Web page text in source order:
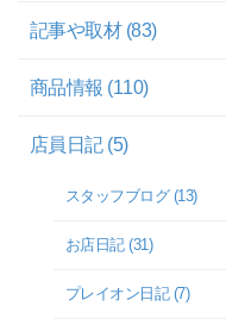
記事や取材 (83)
商品情報 (110)
店員日記 (5)
スタッフブログ (13)
お店日記 (31)
プレイオン日記 (7)